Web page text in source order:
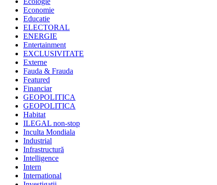
Economie
Educatie
ELECTORAL
ENERGIE
Entertainment
EXCLUSIVITATE
Externe
Fauda & Frauda
Featured
Financiar
GEOPOLITICA
GEOPOLITICA
Habitat
ILEGAL non-stop
Inculta Mondiala
Industrial
Infrastructură
Intelligence
Intern
International